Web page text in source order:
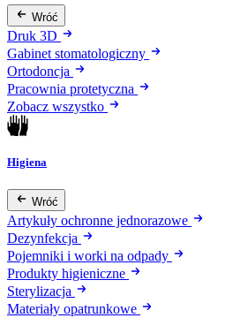
Wróć
Druk 3D
Gabinet stomatologiczny
Ortodoncja
Pracownia protetyczna
Zobacz wszystko
Higiena
Wróć
Artykuły ochronne jednorazowe
Dezynfekcja
Pojemniki i worki na odpady
Produkty higieniczne
Sterylizacja
Materiały opatrunkowe